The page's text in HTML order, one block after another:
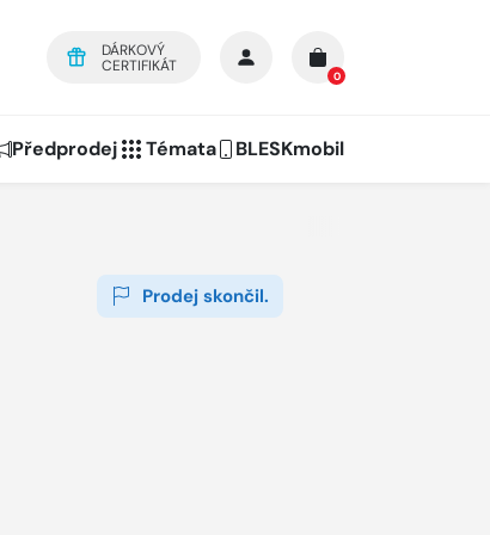
DÁRKOVÝ
CERTIFIKÁT
0
Předprodej Témata BLESKmobil
Prodej skončil.